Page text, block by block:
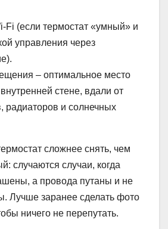
Fi (если термостат «умный» и
управления через
– оптимальное место
стене, вдали от
радиаторов и солнечных
сложнее снять, чем
случаются случаи, когда
а провода путаны и не
Лучше заранее сделать фото
ничего не перепутать.